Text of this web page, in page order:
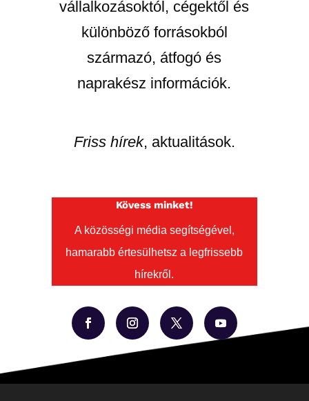
vállalkozásoktól, cégektől és
különböző forrásokból
származó, átfogó és
naprakész információk.
Friss hírek, aktualitások.
Kövess minket!
A közösségi média segítségével,
hamarabb értesülhetsz a legfrissebb
hírekről.